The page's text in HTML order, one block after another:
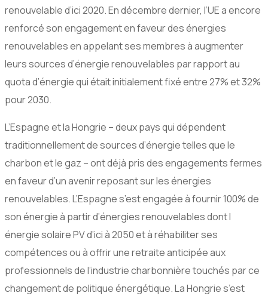
renouvelable d’ici 2020. En décembre dernier, l’UE a encore
renforcé son engagement en faveur des énergies
renouvelables en appelant ses membres à augmenter
leurs sources d’énergie renouvelables par rapport au
quota d’énergie qui était initialement fixé entre 27% et 32%
pour 2030.
L’Espagne et la Hongrie – deux pays qui dépendent
traditionnellement de sources d’énergie telles que le
charbon et le gaz – ont déjà pris des engagements fermes
en faveur d’un avenir reposant sur les énergies
renouvelables. L’Espagne s’est engagée à fournir 100% de
son énergie à partir d’énergies renouvelables dont l
énergie solaire PV d’ici à 2050 et à réhabiliter ses
compétences ou à offrir une retraite anticipée aux
professionnels de l’industrie charbonnière touchés par ce
changement de politique énergétique. La Hongrie s’est